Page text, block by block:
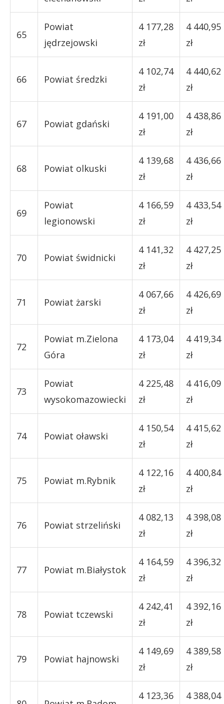
65
Powiat
jędrzejowski
4 177,28
zł
4 440,95
zł
66 Powiat średzki
4 102,74
zł
4 440,62
zł
67 Powiat gdański
4 191,00
zł
4 438,86
zł
68 Powiat olkuski
4 139,68
zł
4 436,66
zł
69
Powiat
legionowski
4 166,59
zł
4 433,54
zł
70 Powiat świdnicki
4 141,32
zł
4 427,25
zł
71 Powiat żarski
4 067,66
zł
4 426,69
zł
72
Powiat m.Zielona
Góra
4 173,04
zł
4 419,34
zł
73
Powiat
wysokomazowiecki
4 225,48
zł
4 416,09
zł
74 Powiat oławski
4 150,54
zł
4 415,62
zł
75 Powiat m.Rybnik
4 122,16
zł
4 400,84
zł
76 Powiat strzeliński
4 082,13
zł
4 398,08
zł
77 Powiat m.Białystok
4 164,59
zł
4 396,32
zł
78 Powiat tczewski
4 242,41
zł
4 392,16
zł
79 Powiat hajnowski
4 149,69
zł
4 389,58
zł
4 123,36 4 388,04